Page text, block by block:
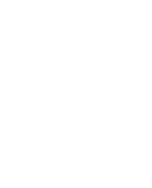
Quinta dos